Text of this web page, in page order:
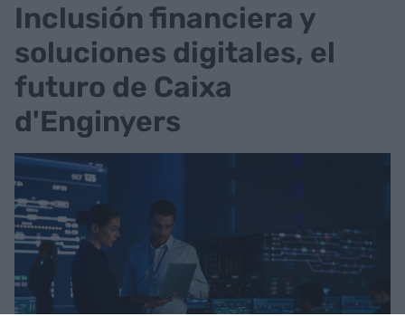
Inclusión financiera y
soluciones digitales, el
futuro de Caixa
d'Enginyers